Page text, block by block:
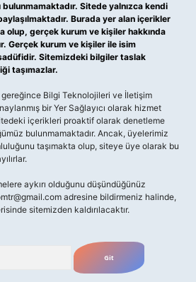
Sitede yalnızca kendi
Burada yer alan içerikler
olup, gerçek kurum ve kişiler hakkında
Gerçek kurum ve kişiler ile isim
Sitemizdeki bilgiler taslak
taşımazlar.
gereğince Bilgi Teknolojileri ve İletişim
bir Yer Sağlayıcı olarak hizmet
içerikleri proaktif olarak denetleme
bulunmamaktadır. Ancak, üyelerimiz
taşımakta olup, siteye üye olarak bu
aykırı olduğunu düşündüğünüz
adresine bildirmeniz halinde,
sitemizden kaldırılacaktır.